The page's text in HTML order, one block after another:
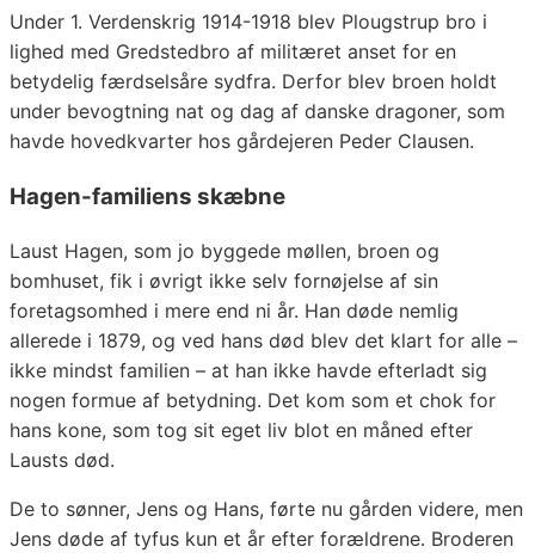
Under 1. Verdenskrig 1914-1918 blev Plougstrup bro i
lighed med Gredstedbro af militæret anset for en
betydelig færdselsåre sydfra. Derfor blev broen holdt
under bevogtning nat og dag af danske dragoner, som
havde hovedkvarter hos gårdejeren Peder Clausen.
Hagen-familiens skæbne
Laust Hagen, som jo byggede møllen, broen og
bomhuset, fik i øvrigt ikke selv fornøjelse af sin
foretagsomhed i mere end ni år. Han døde nemlig
allerede i 1879, og ved hans død blev det klart for alle –
ikke mindst familien – at han ikke havde efterladt sig
nogen formue af betydning. Det kom som et chok for
hans kone, som tog sit eget liv blot en måned efter
Lausts død.
De to sønner, Jens og Hans, førte nu gården videre, men
Jens døde af tyfus kun et år efter forældrene. Broderen